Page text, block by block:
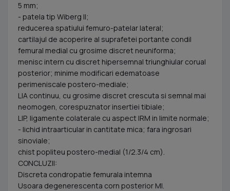
5 mm;
- patela tip Wiberg II;
reducerea spatiului femuro-patelar lateral;
cartilajul de acoperire al suprafetei portante condil
femural medial cu grosime discret neuniforma;
menisc intern cu discret hipersemnal triunghiular corual
posterior; minime modificari edematoase
perimeniscale postero-mediale;
LIA continuu, cu grosime discret crescuta si semnal mai
neomogen, corespuznator insertiei tibiale;
LIP, ligamente colaterale cu aspect IRM in limite normale;
- lichid intraarticular in cantitate mica; fara ingrosari
sinoviale;
chist popliteu postero-medial (1/2.3/4 cm).
CONCLUZII:
Discreta condropatie femurala intemna
Usoara degenerescenta corn posterior MI.